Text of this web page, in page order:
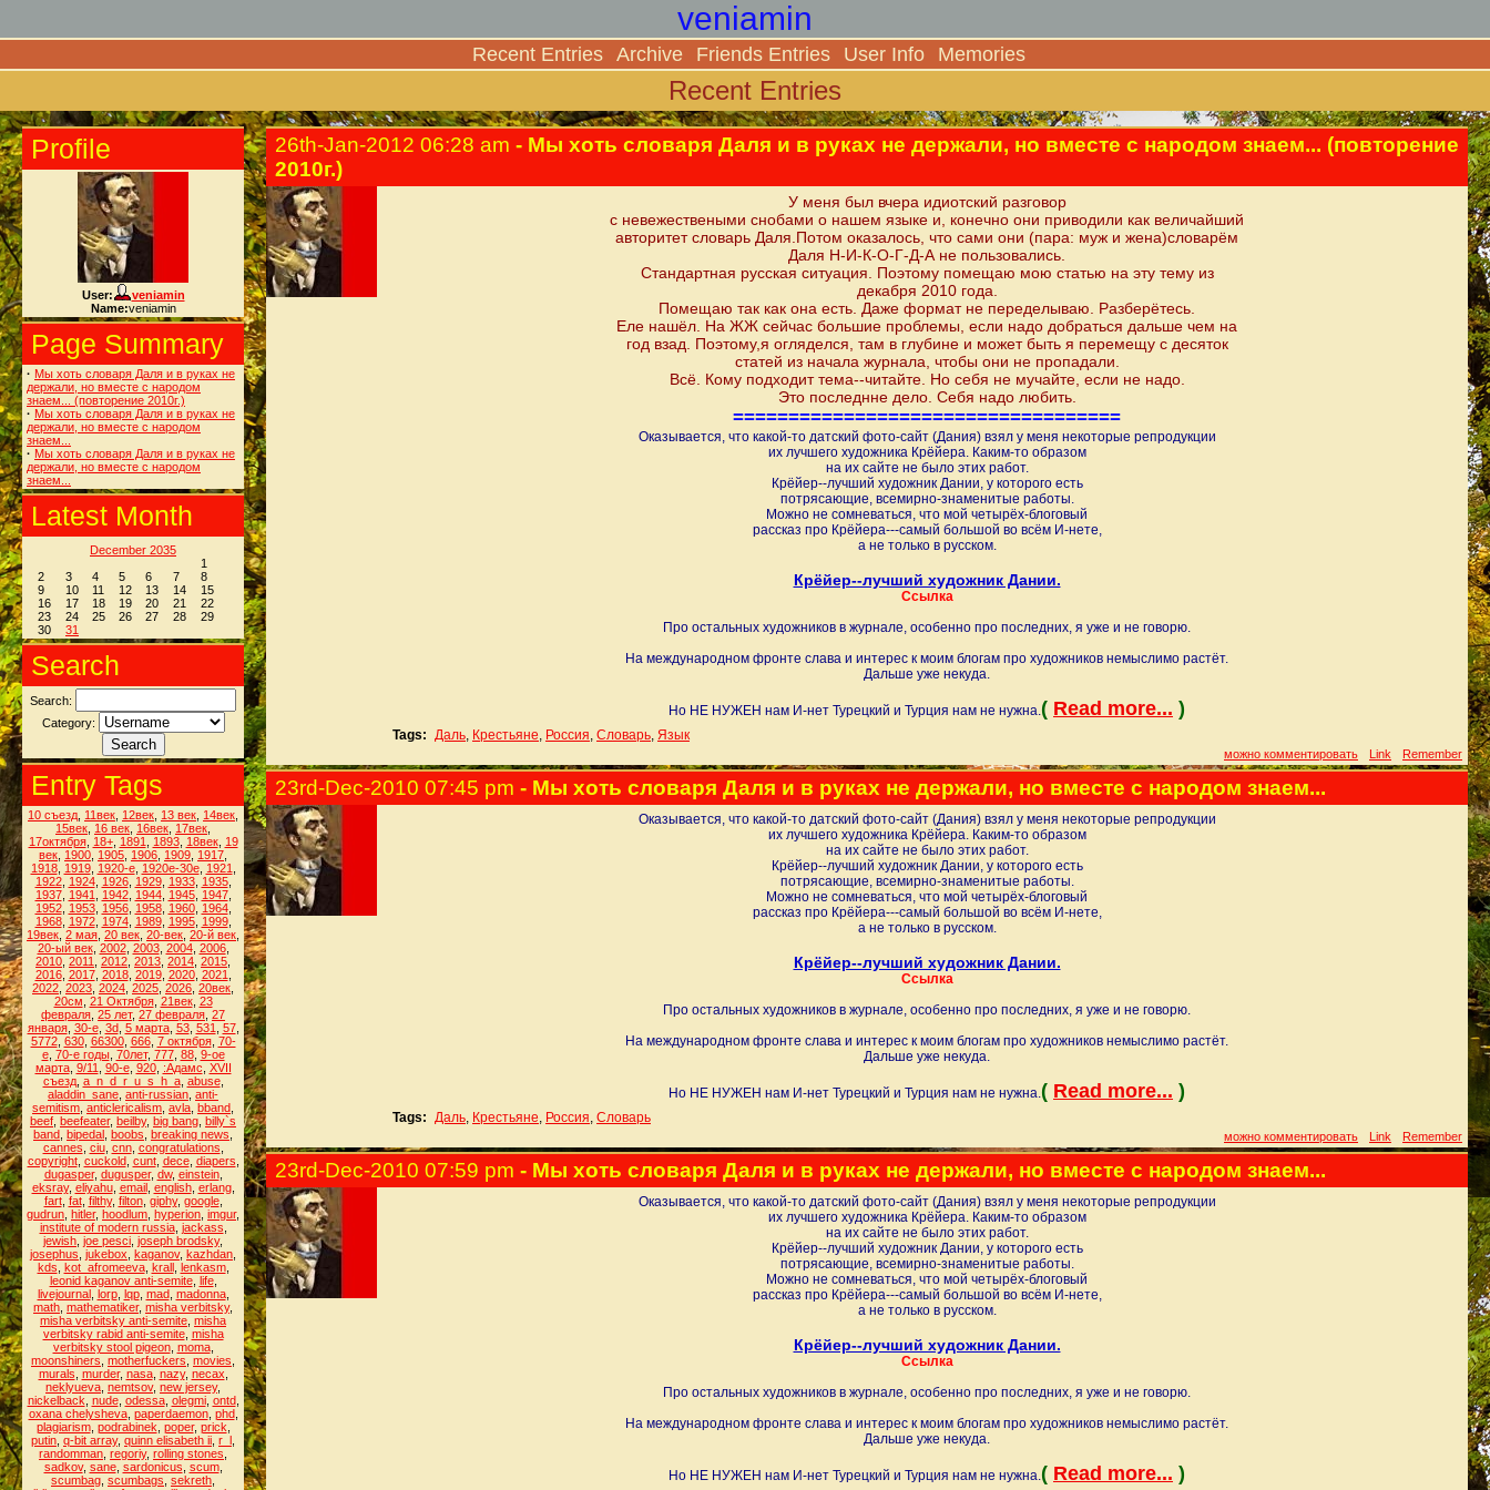
veniamin
Recent Entries Archive Friends Entries User Info Memories
Recent Entries
Profile
User:
veniamin
Name:veniamin
Page Summary
· Мы хоть словаря Даля и в руках не
держали, но вместе с народом
знаем... (повторение 2010г.)
· Мы хоть словаря Даля и в руках не
держали, но вместе с народом
знаем...
· Мы хоть словаря Даля и в руках не
держали, но вместе с народом
знаем...
Latest Month
December 2035
1
2
3 4 5 6 7
8
9
10 11 12 13 14
15
16
17 18 19 20 21
22
23
24 25 26 27 28
29
30
31
Search
Search:
Category:
Entry Tags
10 съезд 11век 12век 13 век 14век
15век 16 век 16век 17век
17октября, 18+, 1891 1893, 18век, 19
век 1900 1905 1906 1909 1917
1918, 1919, 1920-е, 1920е-30е, 1921
1922, 1924, 1926, 1929, 1933, 1935,
1937, 1941 1942, 1944, 1945, 1947,
1952, 1953, 1956, 1958, 1960, 1964,
1968, 1972, 1974, 1989, 1995, 1999,
19век 2 мая 20 век 20-век 20-й век
20-ый век, 2002, 2003, 2004, 2006,
2010 2011 2012 2013 2014 2015
2016, 2017, 2018, 2019, 2020, 2021
2022 2023 2024 2025 2026 20век
20см 21 Октября, 21век, 23
февраля 25 лет, 27 февраля 27
января, 30-е, 3d, 5 марта, 53, 531 57,
5772, 630, 66300, 666, 7 октября, 70-
е, 70-е годы, 70лет, 777, 88, 9-ое
марта, 9/11 90-е, 920, :Адамс XVII
съезд, a_n_d_r_u_s_h_a, abuse,
aladdin_sane anti-russian anti-
semitism anticlericalism avla bband
beef beefeater, beilby, big bang billy`s
band bipedal boobs breaking news
cannes ciu, cnn, congratulations
copyright, cuckold, cunt, dece, diapers
dugasper, dugusper, dw, einstein,
eksray, eliyahu, email, english, erlang,
fart, fat, filthy, filton, giphy, google,
gudrun hitler, hoodlum hyperion imgur,
institute of modern russia, jackass
jewish joe pesci joseph brodsky,
josephus jukebox kaganov, kazhdan
kds kot_afromeeva, krall, lenkasm,
leonid kaganov anti-semite, life,
livejournal, lorp, lqp, mad, madonna,
math mathematiker, misha verbitsky,
misha verbitsky anti-semite misha
verbitsky rabid anti-semite, misha
verbitsky stool pigeon, moma,
moonshiners motherfuckers movies
murals murder, nasa, nazy, necax
neklyueva nemtsov, new jersey,
nickelback nude, odessa, olegmi, ontd,
oxana chelysheva, paperdaemon, phd,
plagiarism, podrabinek poper, prick
putin q-bit array, quinn elisabeth ii r_l
randomman regoriy, rolling stones
sadkov, sane, sardonicus scum,
scumbag scumbags sekreth
26th-Jan-2012 06:28 am - Мы хоть словаря Даля и в руках не держали, но вместе с народом знаем... (повторение
2010г.)
У меня был вчера идиотский разговор
с невежествеными снобами о нашем языке и, конечно они приводили как величайший
авторитет словарь Даля.Потом оказалось, что сами они (пара: муж и жена)словарём
Даля Н-И-К-О-Г-Д-А не пользовались.
Стандартная русская ситуация. Поэтому помещаю мою статью на эту тему из
декабря 2010 года.
Помещаю так как она есть. Даже формат не переделываю. Разберётесь.
Еле нашёл. На ЖЖ сейчас большие проблемы, если надо добраться дальше чем на
год взад. Поэтому,я огляделся, там в глубине и может быть я перемещу с десяток
статей из начала журнала, чтобы они не пропадали.
Всё. Кому подходит тема--читайте. Но себя не мучайте, если не надо.
Это последнне дело. Себя надо любить.
===================================
Оказывается, что какой-то датский фото-сайт (Дания) взял у меня некоторые репродукции
их лучшего художника Крёйера. Каким-то образом
на их сайте не было этих работ.
Крёйер--лучший художник Дании, у которого есть
потрясающие, всемирно-знаменитые работы.
Можно не сомневаться, что мой четырёх-блоговый
рассказ про Крёйера---самый большой во всём И-нете,
а не только в русском.
Крёйер--лучший художник Дании.
Ссылка
Про остальных художников в журнале, особенно про последних, я уже и не говорю.
На международном фронте слава и интерес к моим блогам про художников немыслимо растёт.
Дальше уже некуда.
Но НЕ НУЖЕН нам И-нет Турецкий и Турция нам не нужна.( Read more... )
Tags: Даль, Крестьяне, Россия, Словарь, Язык
можно комментировать Link Remember
23rd-Dec-2010 07:45 pm - Мы хоть словаря Даля и в руках не держали, но вместе с народом знаем...
Оказывается, что какой-то датский фото-сайт (Дания) взял у меня некоторые репродукции
их лучшего художника Крёйера. Каким-то образом
на их сайте не было этих работ.
Крёйер--лучший художник Дании, у которого есть
потрясающие, всемирно-знаменитые работы.
Можно не сомневаться, что мой четырёх-блоговый
рассказ про Крёйера---самый большой во всём И-нете,
а не только в русском.
Крёйер--лучший художник Дании.
Ссылка
Про остальных художников в журнале, особенно про последних, я уже и не говорю.
На международном фронте слава и интерес к моим блогам про художников немыслимо растёт.
Дальше уже некуда.
Но НЕ НУЖЕН нам И-нет Турецкий и Турция нам не нужна.( Read more... )
Tags: Даль, Крестьяне, Россия, Словарь
можно комментировать Link Remember
23rd-Dec-2010 07:59 pm - Мы хоть словаря Даля и в руках не держали, но вместе с народом знаем...
Оказывается, что какой-то датский фото-сайт (Дания) взял у меня некоторые репродукции
их лучшего художника Крёйера. Каким-то образом
на их сайте не было этих работ.
Крёйер--лучший художник Дании, у которого есть
потрясающие, всемирно-знаменитые работы.
Можно не сомневаться, что мой четырёх-блоговый
рассказ про Крёйера---самый большой во всём И-нете,
а не только в русском.
Крёйер--лучший художник Дании.
Ссылка
Про остальных художников в журнале, особенно про последних, я уже и не говорю.
На международном фронте слава и интерес к моим блогам про художников немыслимо растёт.
Дальше уже некуда.
Но НЕ НУЖЕН нам И-нет Турецкий и Турция нам не нужна.( Read more... )